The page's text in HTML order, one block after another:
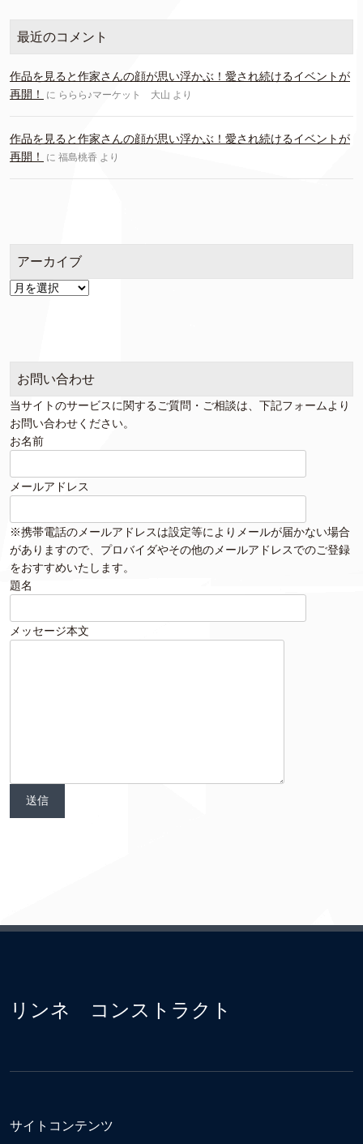
最近のコメント
作品を見ると作家さんの顔が思い浮かぶ！愛され続けるイベントが
再開！
に ららら♪マーケット 大山 より
作品を見ると作家さんの顔が思い浮かぶ！愛され続けるイベントが
再開！
に 福島桃香 より
アーカイブ
ア
お問い合わせ
当サイトのサービスに関するご質問・ご相談は、下記フォームより
お問い合わせください。
お名前
メールアドレス
※携帯電話のメールアドレスは設定等によりメールが届かない場合
がありますので、プロバイダやその他のメールアドレスでのご登録
をおすすめいたします。
題名
メッセージ本文
リンネ コンストラクト
サイトコンテンツ